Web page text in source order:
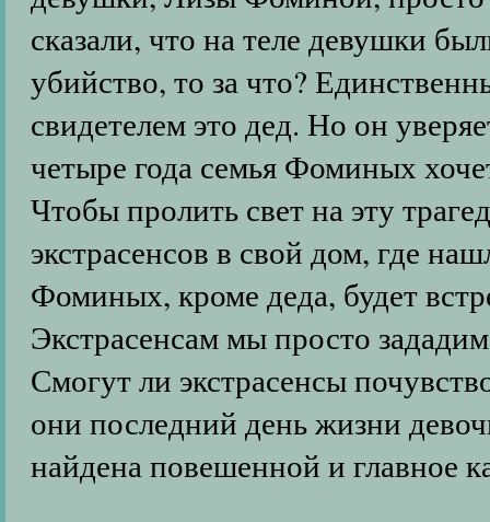
сказали, что на теле девушки
убийство, то за что?
свидетелем это дед. Но он
четыре года семья Фоминых
Чтобы пролить свет на эту
экстрасенсов в свой дом, где
Фоминых, кроме деда, будет
Экстрасенсам мы просто
Смогут ли экстрасенсы
они последний день жизни
найдена повешенной и главное